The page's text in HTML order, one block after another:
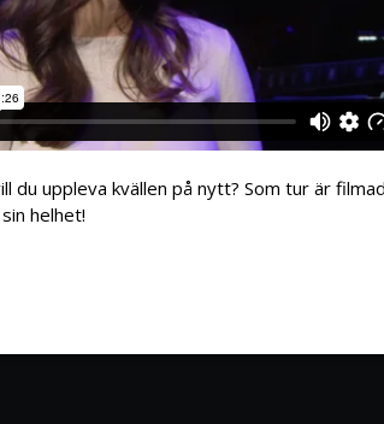
du uppleva kvällen på nytt? Som tur är
helhet!